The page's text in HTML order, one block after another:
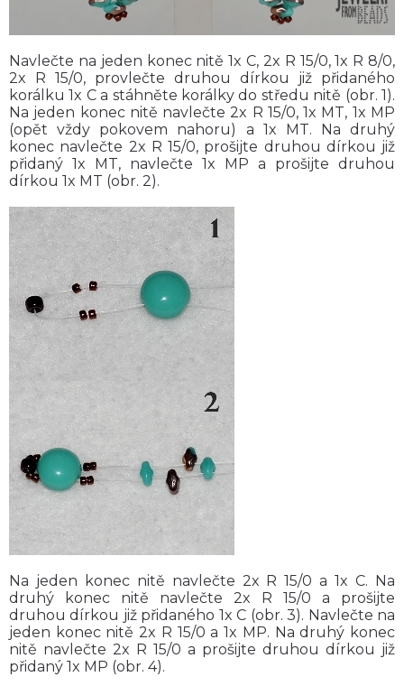
Navlečte na jeden konec nitě 1x C, 2x R 15/0, 1x R 8/0,
2x R 15/0, provlečte druhou dírkou již přidaného
korálku 1x C a stáhněte korálky do středu nitě (obr. 1).
Na jeden konec nitě navlečte 2x R 15/0, 1x MT, 1x MP
(opět vždy pokovem nahoru) a 1x MT. Na druhý
konec navlečte 2x R 15/0, prošijte druhou dírkou již
přidaný 1x MT, navlečte 1x MP a prošijte druhou
dírkou 1x MT (obr. 2).
Na jeden konec nitě navlečte 2x R 15/0 a 1x C. Na
druhý konec nitě navlečte 2x R 15/0 a prošijte
druhou dírkou již přidaného 1x C (obr. 3). Navlečte na
jeden konec nitě 2x R 15/0 a 1x MP. Na druhý konec
nitě navlečte 2x R 15/0 a prošijte druhou dírkou již
přidaný 1x MP (obr. 4).